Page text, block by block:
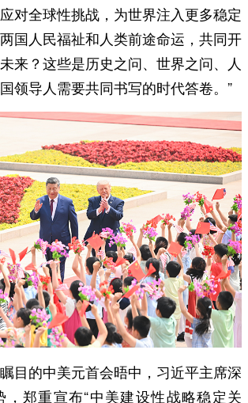
对全球性挑战，为世界注入更多稳定
国人民福祉和人类前途命运，共同开
来？这些是历史之问、世界之问、人
领导人需要共同书写的时代答卷。”
目的中美元首会晤中，习近平主席深
，郑重宣布“中美建设性战略稳定关